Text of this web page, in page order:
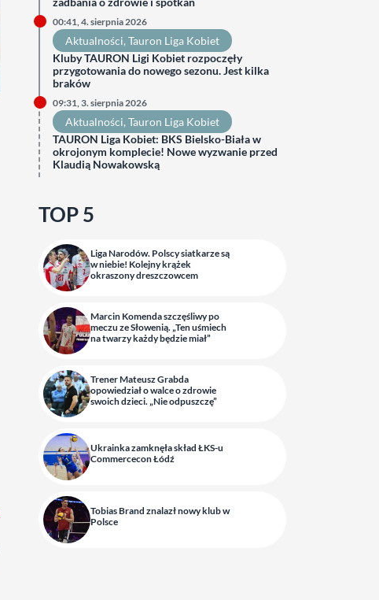
00:41, 4. sierpnia 2026
Aktualności, Tauron Liga Kobiet
Kluby TAURON Ligi Kobiet rozpoczęły
przygotowania do nowego sezonu. Jest kilka
braków
09:31, 3. sierpnia 2026
Aktualności, Tauron Liga Kobiet
TAURON Liga Kobiet: BKS Bielsko-Biała w
okrojonym komplecie! Nowe wyzwanie przed
Klaudią Nowakowską
TOP 5
Liga Narodów. Polscy siatkarze są
w niebie! Kolejny krążek
okraszony dreszczowcem
Marcin Komenda szczęśliwy po
meczu ze Słowenią. „Ten uśmiech
na twarzy każdy będzie miał”
Trener Mateusz Grabda
opowiedział o walce o zdrowie
swoich dzieci. „Nie odpuszczę”
Ukrainka zamknęła skład ŁKS-u
Commercecon Łódź
Tobias Brand znalazł nowy klub w
Polsce